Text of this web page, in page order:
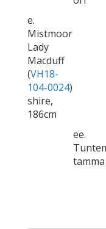
e.
Mistmoor
Lady
Macduff
(VH18-
104-0024)
shire,
186cm
ee.
tamma